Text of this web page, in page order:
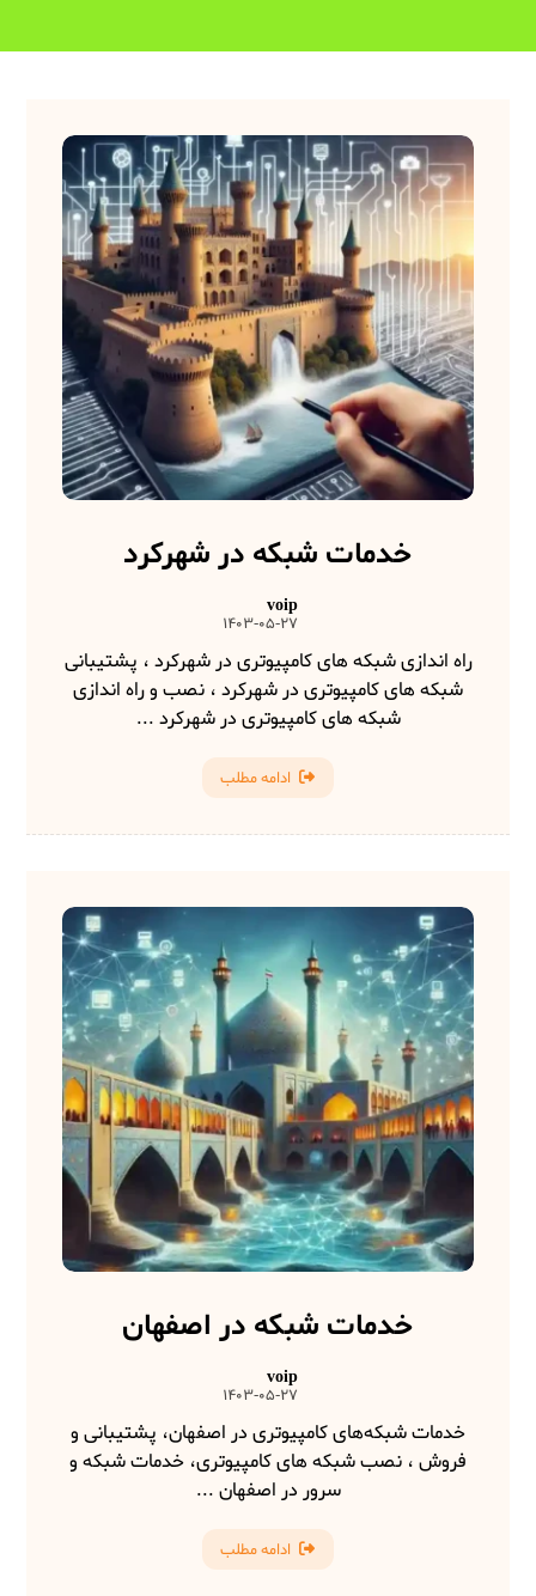
خدمات شبکه در شهرکرد
voip
1403-05-27
راه اندازی شبکه های کامپیوتری در شهرکرد ، پشتیبانی
شبکه های کامپیوتری در شهرکرد ، نصب و راه اندازی
شبکه های کامپیوتری در شهرکرد ...
ادامه مطلب
خدمات شبکه در اصفهان
voip
1403-05-27
خدمات شبکه‌های کامپیوتری در اصفهان، پشتیبانی و
فروش ، نصب شبکه های کامپیوتری، خدمات شبکه و
سرور در اصفهان ...
ادامه مطلب